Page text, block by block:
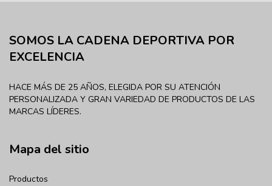
SOMOS LA CADENA DEPORTIVA POR
EXCELENCIA
HACE MÁS DE 25 AÑOS, ELEGIDA POR SU ATENCIÓN
PERSONALIZADA Y GRAN VARIEDAD DE PRODUCTOS DE LAS
MARCAS LÍDERES.
Mapa del sitio
Productos